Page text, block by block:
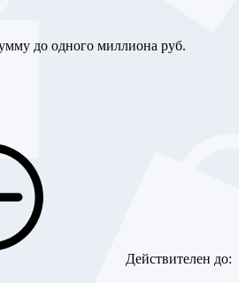
до одного миллиона руб.
Действителен до: